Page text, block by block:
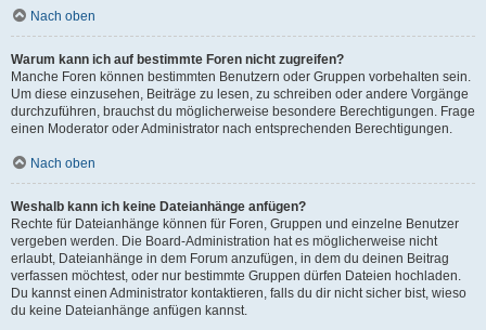
Nach oben
Warum kann ich auf bestimmte Foren nicht zugreifen?
Manche Foren können bestimmten Benutzern oder Gruppen vorbehalten sein.
Um diese einzusehen, Beiträge zu lesen, zu schreiben oder andere Vorgänge
durchzuführen, brauchst du möglicherweise besondere Berechtigungen. Frage
einen Moderator oder Administrator nach entsprechenden Berechtigungen.
Nach oben
Weshalb kann ich keine Dateianhänge anfügen?
Rechte für Dateianhänge können für Foren, Gruppen und einzelne Benutzer
vergeben werden. Die Board-Administration hat es möglicherweise nicht
erlaubt, Dateianhänge in dem Forum anzufügen, in dem du deinen Beitrag
verfassen möchtest, oder nur bestimmte Gruppen dürfen Dateien hochladen.
Du kannst einen Administrator kontaktieren, falls du dir nicht sicher bist, wieso
du keine Dateianhänge anfügen kannst.